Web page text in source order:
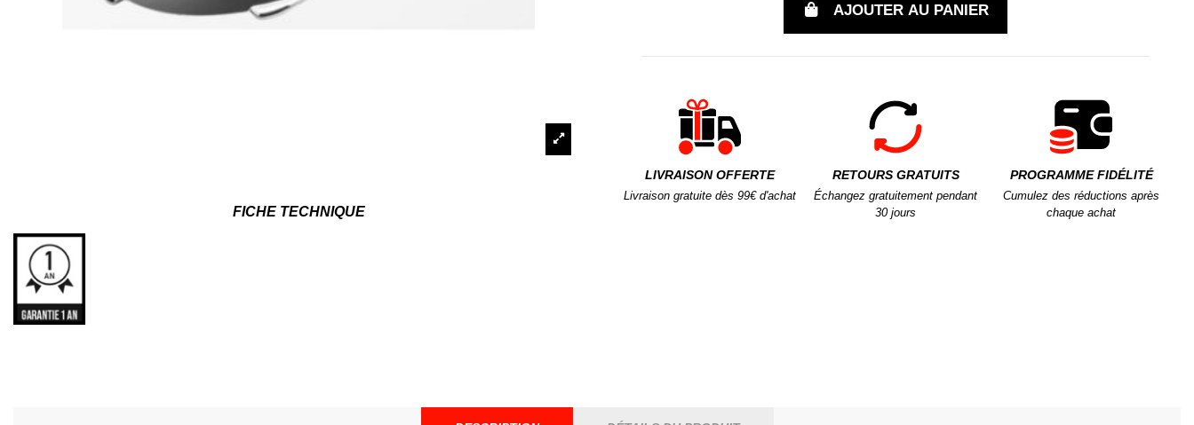
FICHE TECHNIQUE
AJOUTER AU PANIER
LIVRAISON OFFERTE
Livraison gratuite dès 99€ d'achat
RETOURS GRATUITS
Échangez gratuitement pendant
30 jours
PROGRAMME FIDÉLITÉ
Cumulez des réductions après
chaque achat